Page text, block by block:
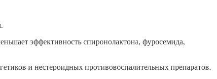
эффективность спиронолактона, фуросемида,
и нестероидных противовоспалительных препаратов.